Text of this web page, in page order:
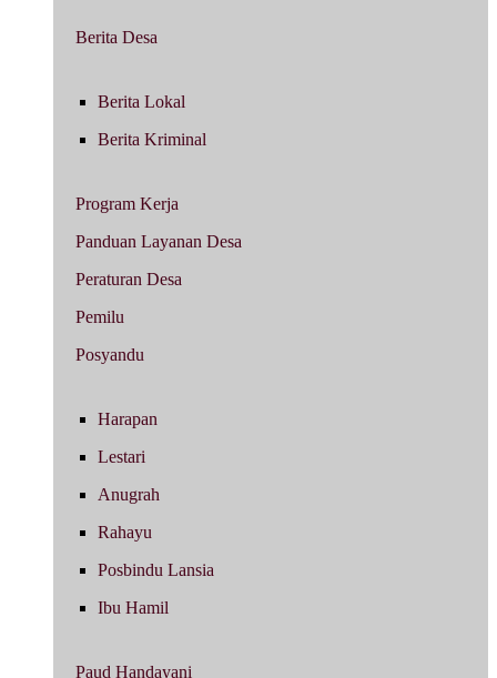
Berita Desa
Berita Lokal
Berita Kriminal
Program Kerja
Panduan Layanan Desa
Peraturan Desa
Pemilu
Posyandu
Harapan
Lestari
Anugrah
Rahayu
Posbindu Lansia
Ibu Hamil
Paud Handayani